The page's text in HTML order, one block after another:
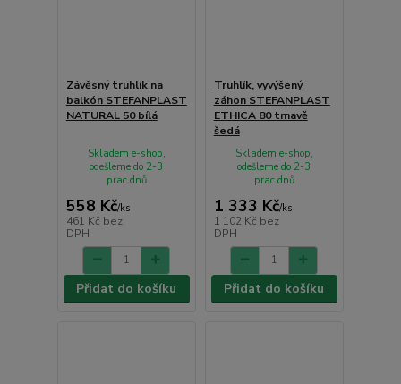
Závěsný truhlík na
balkón STEFANPLAST
NATURAL 50 bílá
558 Kč/ks
461 Kč bez
DPH
Skladem e-shop,
odešleme do 2-3
prac.dnů
Přidat do košíku
Truhlík, vyvýšený
záhon STEFANPLAST
ETHICA 80 tmavě
šedá
1 333 Kč/ks
1 102 Kč bez
DPH
Skladem e-shop,
odešleme do 2-3
prac.dnů
Přidat do košíku